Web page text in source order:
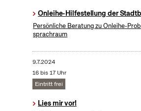
Onleihe-Hilfestellung der
Persönliche Beratung zu Onleihe-
sprachraum
9.7.2024
16 bis 17 Uhr
Eintritt frei
Lies mir vor!